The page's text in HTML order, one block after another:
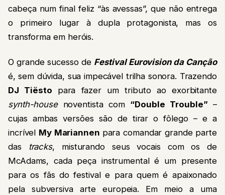
cabeça num final feliz “às avessas”, que não entrega
o primeiro lugar à dupla protagonista, mas os
transforma em heróis.
O grande sucesso de Festival Eurovision da Canção
é, sem dúvida, sua impecável trilha sonora. Trazendo
DJ Tiësto para fazer um tributo ao exorbitante
synth-housenoventista com “Double Trouble”–
cujas ambas versões são de tirar o fôlego – e a
incrível My Mariannen para comandar grande parte
das
tracks, misturando seus vocais com os de
McAdams, cada peça instrumental é um presente
para os fãs do festival e para quem é apaixonado
pela subversiva arte europeia. Em meio a uma